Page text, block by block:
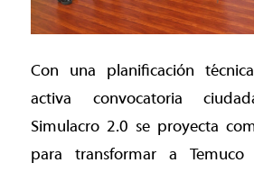
Con una planificación
activa convocatoria
Simulacro 2.0 se proyecta
para transformar a